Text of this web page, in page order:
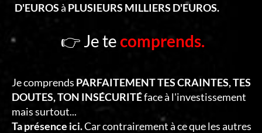
D'EUROSà PLUSIEURS MILLIERS D'EUROS.
👉 Je tecomprends.
Je comprends PARFAITEMENT TES CRAINTES, TES
DOUTES, TON INSÉCURITÉface à l'investissement
mais surtout...
Ta présence ici.Car contrairement à ce que les autres